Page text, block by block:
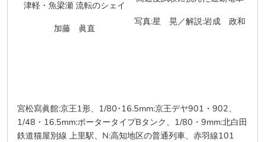
津軽・魚梁瀬 流転のシェイ
加藤 眞直
写真:星 晃／解説:岩成 政和
宮松寫眞館:京王1形、 1/80･16.5mm:京王デヤ901・902、
1/48・16.5mm:ポータータイプBタンク、1/80・9mm:北白田
鉄道猫屋別線 上里駅、N:高知地区の普通列車、赤羽線101